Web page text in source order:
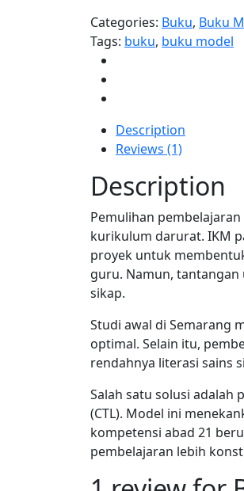
Categories: Buku, Buku
Tags: buku, buku model
Description
Reviews (1)
Description
Pemulihan
kurikulum darurat. IKM
proyek untuk
guru. Namun,
sikap.
Studi awal di Semarang
optimal. Selain itu,
rendahnya literasi sains
Salah satu solusi adalah
(CTL). Model ini
kompetensi abad 21
pembelajaran lebih